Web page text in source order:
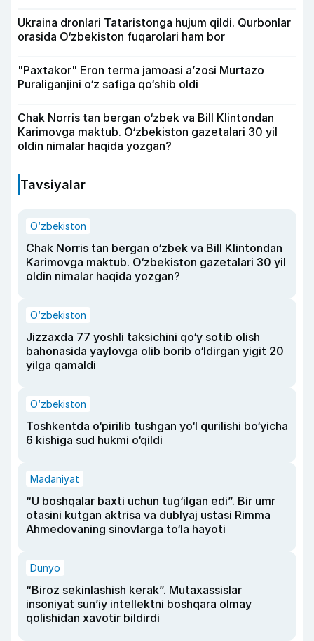
Ukraina dronlari Tataristonga hujum qildi. Qurbonlar
orasida O‘zbekiston fuqarolari ham bor
"Paxtakor" Eron terma jamoasi a’zosi Murtazo
Puraliganjini o‘z safiga qo‘shib oldi
Chak Norris tan bergan o‘zbek va Bill Klintondan
Karimovga maktub. O‘zbekiston gazetalari 30 yil
oldin nimalar haqida yozgan?
Tavsiyalar
O‘zbekiston
Chak Norris tan bergan o‘zbek va Bill Klintondan
Karimovga maktub. O‘zbekiston gazetalari 30 yil
oldin nimalar haqida yozgan?
O‘zbekiston
Jizzaxda 77 yoshli taksichini qo‘y sotib olish
bahonasida yaylovga olib borib o‘ldirgan yigit 20
yilga qamaldi
O‘zbekiston
Toshkentda o‘pirilib tushgan yo‘l qurilishi bo‘yicha
6 kishiga sud hukmi o‘qildi
Madaniyat
“U boshqalar baxti uchun tug‘ilgan edi”. Bir umr
otasini kutgan aktrisa va dublyaj ustasi Rimma
Ahmedovaning sinovlarga to‘la hayoti
Dunyo
“Biroz sekinlashish kerak”. Mutaxassislar
insoniyat sun’iy intellektni boshqara olmay
qolishidan xavotir bildirdi